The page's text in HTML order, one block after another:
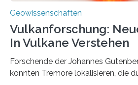
Geowissenschaften
Vulkanforschung:
In Vulkane Verstehen
Forschende der Johannes
konnten Tremore lokalisieren, die